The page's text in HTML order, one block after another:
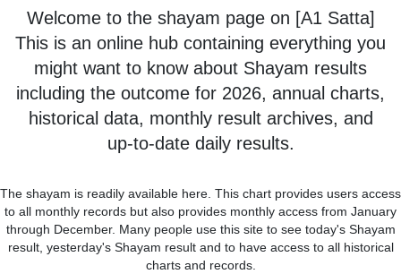
Welcome to the shayam page on [A1 Satta]
This is an online hub containing everything you
might want to know about Shayam results
including the outcome for 2026, annual charts,
historical data, monthly result archives, and
up-to-date daily results.
The shayam is readily available here. This chart provides users access
to all monthly records but also provides monthly access from January
through December. Many people use this site to see today's Shayam
result, yesterday's Shayam result and to have access to all historical
charts and records.